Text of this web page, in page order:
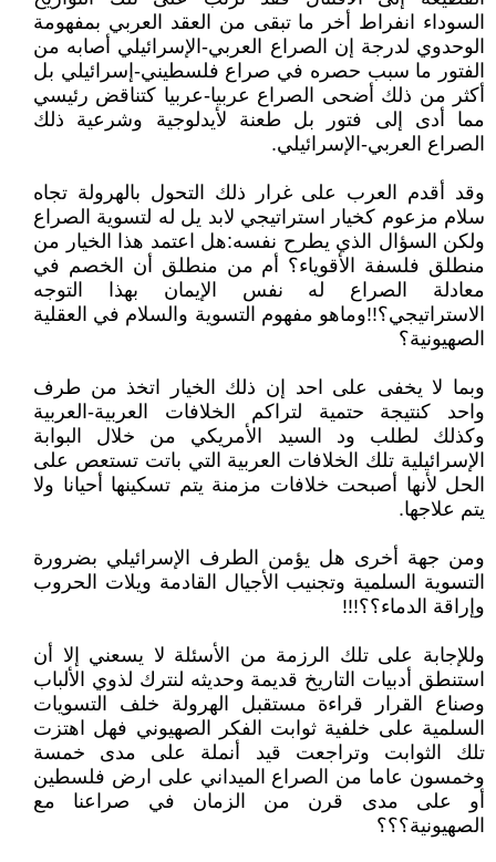
السوداء انفراط أخر ما تبقى من العقد العربي بمفهومة
الوحدوي لدرجة إن الصراع العربي-الإسرائيلي أصابه من
الفتور ما سبب حصره في صراع فلسطيني-إسرائيلي بل
أكثر من ذلك أضحى الصراع عربيا-عربيا كتناقض رئيسي
مما أدى إلى فتور بل طعنة لأيدلوجية وشرعية ذلك
الصراع العربي-الإسرائيلي.
وقد أقدم العرب على غرار ذلك التحول بالهرولة تجاه
سلام مزعوم كخيار استراتيجي لابد يل له لتسوية الصراع
ولكن السؤال الذي يطرح نفسه:هل اعتمد هذا الخيار من
منطلق فلسفة الأقوياء؟ أم من منطلق أن الخصم في
معادلة الصراع له نفس الإيمان بهذا التوجه
الاستراتيجي؟!!وماهو مفهوم التسوية والسلام في العقلية
الصهيونية؟
وبما لا يخفى على احد إن ذلك الخيار اتخذ من طرف
واحد كنتيجة حتمية لتراكم الخلافات العربية-العربية
وكذلك لطلب ود السيد الأمريكي من خلال البوابة
الإسرائيلية تلك الخلافات العربية التي باتت تستعص على
الحل لأنها أصبحت خلافات مزمنة يتم تسكينها أحيانا ولا
يتم علاجها.
ومن جهة أخرى هل يؤمن الطرف الإسرائيلي بضرورة
التسوية السلمية وتجنيب الأجيال القادمة ويلات الحروب
وإراقة الدماء؟؟!!!
وللإجابة على تلك الرزمة من الأسئلة لا يسعني إلا أن
استنطق أدبيات التاريخ قديمة وحديثه لنترك لذوي الألباب
وصناع القرار قراءة مستقبل الهرولة خلف التسويات
السلمية على خلفية ثوابت الفكر الصهيوني فهل اهتزت
تلك الثوابت وتراجعت قيد أنملة على مدى خمسة
وخمسون عاما من الصراع الميداني على ارض فلسطين
أو على مدى قرن من الزمان في صراعنا مع
الصهيونية؟؟؟